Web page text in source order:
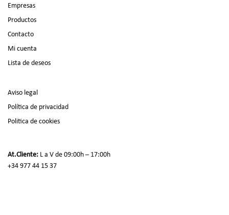
Empresas
Productos
Contacto
Mi cuenta
Lista de deseos
Aviso legal
Política de privacidad
Politica de cookies
At.Cliente: L a V de 09:00h – 17:00h
+34 977 44 15 37